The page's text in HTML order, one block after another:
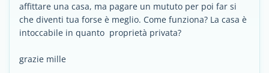
affittare una casa, ma pagare un mututo per poi far si
che diventi tua forse è meglio. Come funziona? La casa è
intoccabile in quanto proprietà privata?
grazie mille